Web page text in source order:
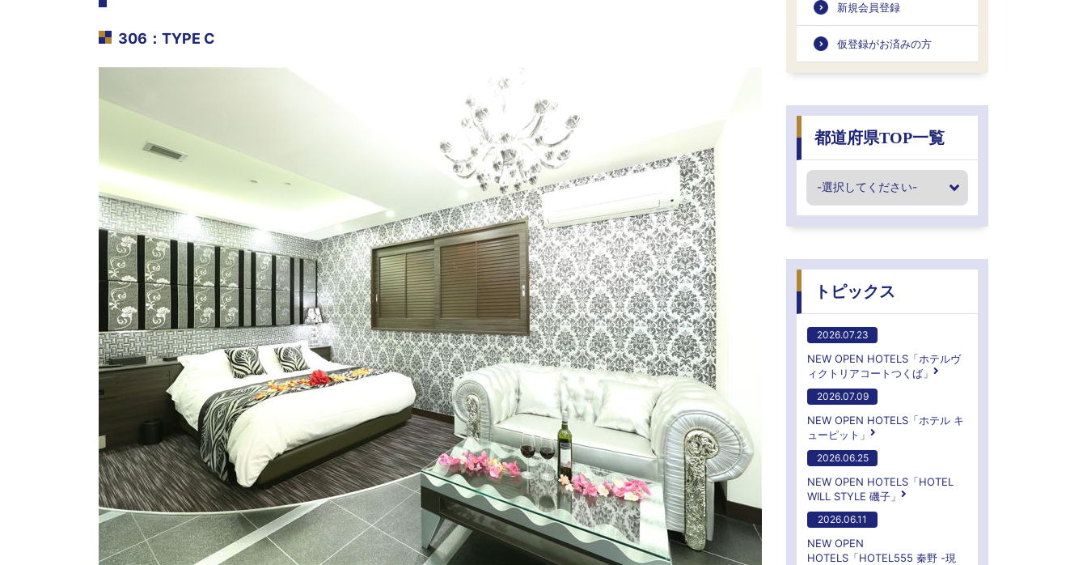
306 ： TYPE C
新規会員登録
仮登録がお済みの方
都道府県TOP一覧
トピックス
2026.07.23
NEW OPEN HOTELS「ホテルヴ
ィクトリアコートつくば」
2026.07.09
NEW OPEN HOTELS「ホテル キ
ューピット」
2026.06.25
NEW OPEN HOTELS「HOTEL
WILL STYLE 磯子」
2026.06.11
NEW OPEN
HOTELS「HOTEL555 秦野 -現